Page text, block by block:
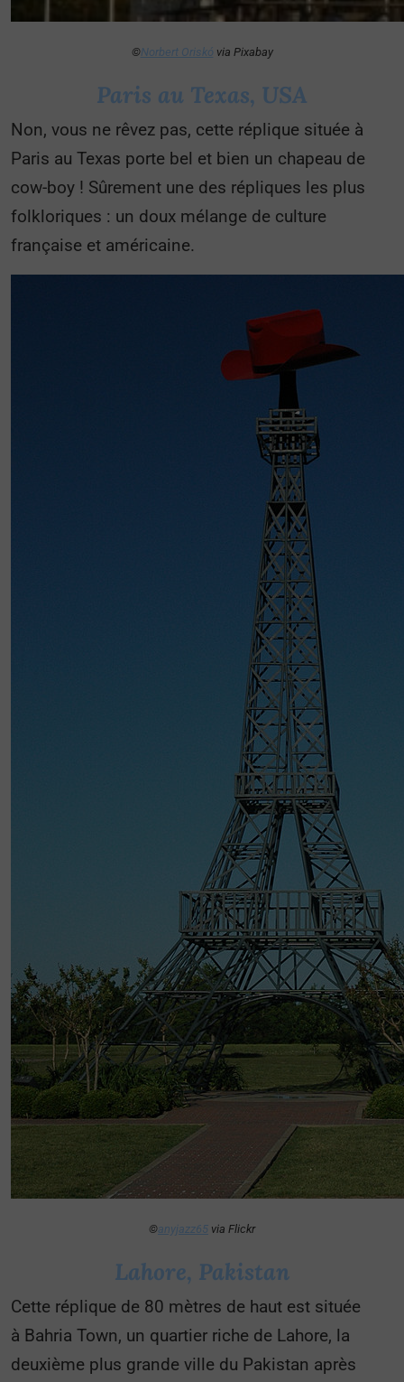
©Norbert Oriskó via Pixabay
Paris au Texas, USA
Non, vous ne rêvez pas, cette réplique située à
Paris au Texas porte bel et bien un chapeau de
cow-boy ! Sûrement une des répliques les plus
folkloriques : un doux mélange de culture
française et américaine.
©anyjazz65 via Flickr
Lahore, Pakistan
Cette réplique de 80 mètres de haut est située
à Bahria Town, un quartier riche de Lahore, la
deuxième plus grande ville du Pakistan après